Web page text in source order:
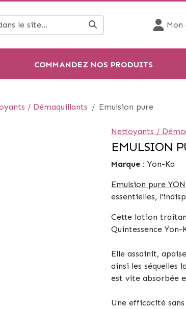
COMMANDEZ NOS PRODUITS
/ Démaquillants Emulsion pure
Nettoyants /
EMULSION
Marque : Yon-Ka
Emulsion pure
essentielles,
Cette lotion
Quintessence
Elle assainit,
ainsi les séquelles
est vite absorbée
Une efficacité